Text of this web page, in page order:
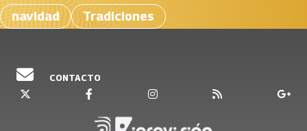
navidad
Tradiciones
CONTACTO